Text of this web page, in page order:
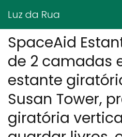
Luz da Rua
SpaceAid
de 2 camadas
estante
Susan Tower,
giratória